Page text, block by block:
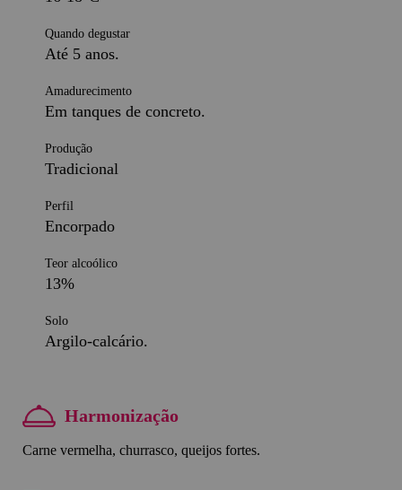
Quando degustar
Até 5 anos.
Amadurecimento
Em tanques de concreto.
Produção
Tradicional
Perfil
Encorpado
Teor alcoólico
13%
Solo
Argilo-calcário.
Harmonização
Carne vermelha, churrasco, queijos fortes.